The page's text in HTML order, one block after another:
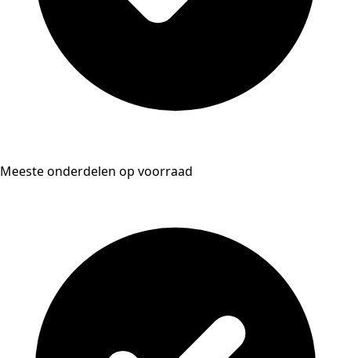
Meeste onderdelen op voorraad